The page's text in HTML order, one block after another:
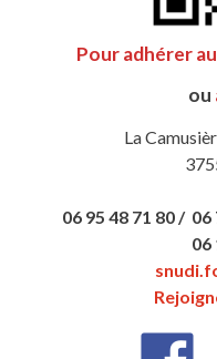
Pour adhérer
ou
La
06 95 48 71 80 / 06
06